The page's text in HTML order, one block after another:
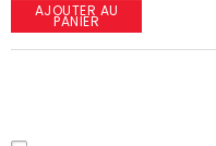
AJOUTER AU
PANIER